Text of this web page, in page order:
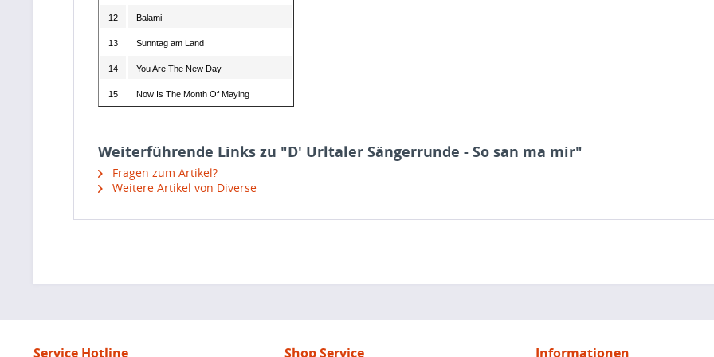
12 Balami
13 Sunntag am Land
14 You Are The New Day
15 Now Is The Month Of Maying
Weiterführende Links zu "D' Urltaler Sängerrunde - So san ma mir"
Fragen zum Artikel?
Weitere Artikel von Diverse
Service Hotline Shop Service Informationen